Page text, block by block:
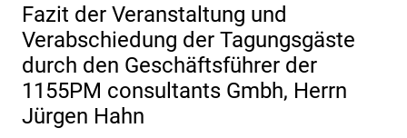
Fazit der Veranstaltung und
Verabschiedung der Tagungsgäste
durch den Geschäftsführer der
1155PM consultants Gmbh, Herrn
Jürgen Hahn